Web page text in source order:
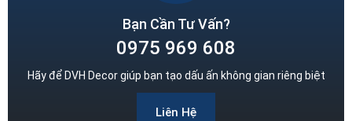
Bạn Cần Tư Vấn?
0975 969 608
Hãy để DVH Decor giúp bạn tạo dấu ấn không gian riêng biệt
Liên Hệ